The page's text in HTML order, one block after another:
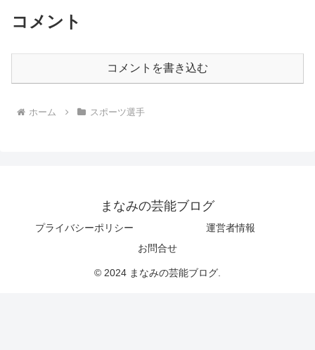
コメント
コメントを書き込む
ホーム スポーツ選手
まなみの芸能ブログ
プライバシーポリシー
運営者情報
お問合せ
© 2024 まなみの芸能ブログ.